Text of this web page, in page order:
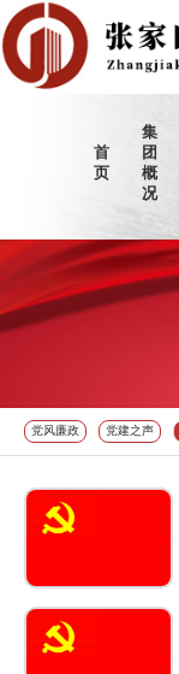
首
页
集
团
概
况
党风廉政 党建之声